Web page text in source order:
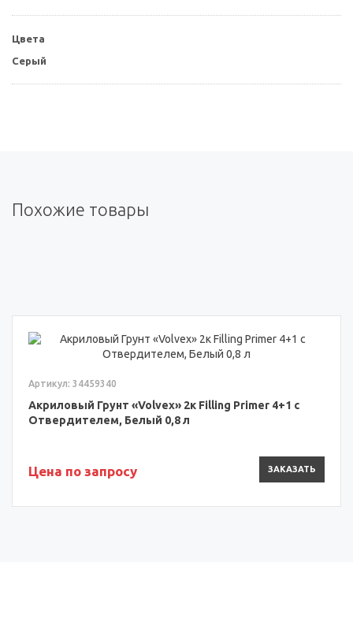
Цвета
Серый
Похожие товары
Артикул: 34459340
Акриловый Грунт «Volvex» 2к Filling Primer 4+1 с
Отвердителем, Белый 0,8 л
Цена по запросу ЗАКАЗАТЬ